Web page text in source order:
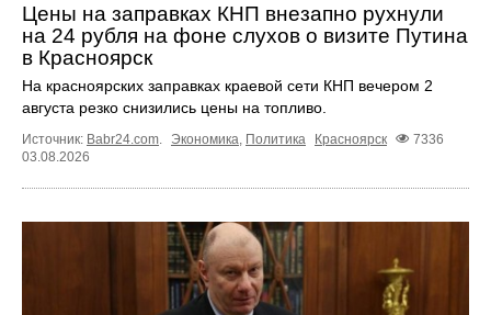
Цены на заправках КНП внезапно рухнули
на 24 рубля на фоне слухов о визите Путина
в Красноярск
На красноярских заправках краевой сети КНП вечером 2
августа резко снизились цены на топливо.
Источник: Babr24.com. Экономика, Политика Красноярск
7336
03.08.2026